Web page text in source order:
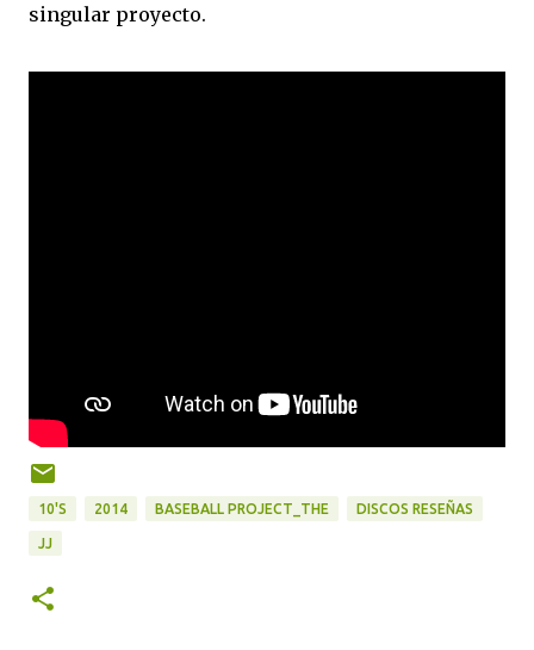
singular proyecto.
10'S 2014 BASEBALL PROJECT_THE DISCOS RESEÑAS
JJ